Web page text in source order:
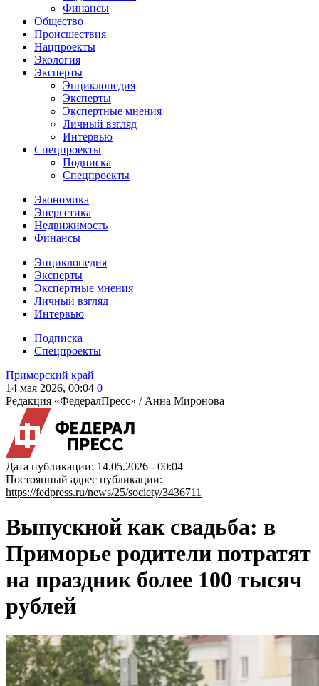
Финансы
Общество
Происшествия
Нацпроекты
Экология
Эксперты
Энциклопедия
Эксперты
Экспертные мнения
Личный взгляд
Интервью
Спецпроекты
Подписка
Спецпроекты
Экономика
Энергетика
Недвижимость
Финансы
Энциклопедия
Эксперты
Экспертные мнения
Личный взгляд
Интервью
Подписка
Спецпроекты
Приморский край
14 мая 2026, 00:04 0
Редакция «ФедералПресс» / Анна Миронова
Дата публикации: 14.05.2026 - 00:04
Постоянный адрес публикации:
https://fedpress.ru/news/25/society/3436711
Выпускной как свадьба: в
Приморье родители потратят
на праздник более 100 тысяч
рублей